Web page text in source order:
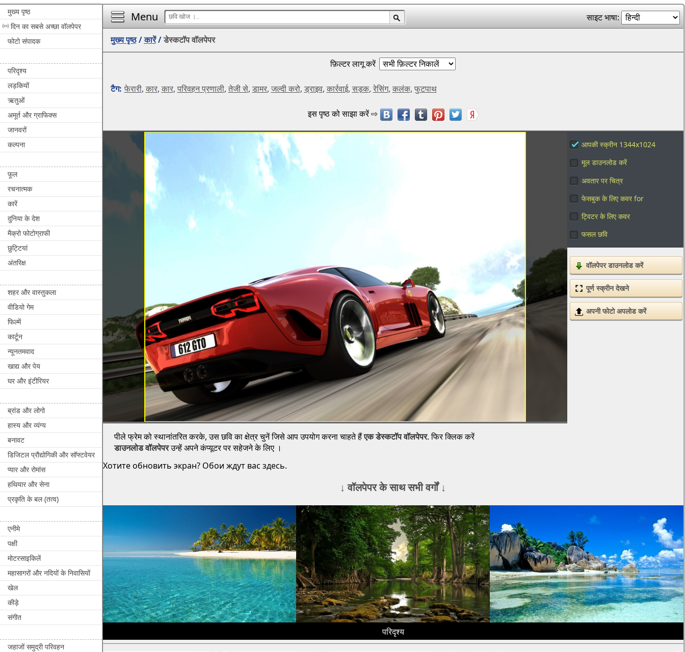
मुख्य पृष्ठ
दिन का सबसे अच्छा वॉलपेपर
फोटो संपादक
परिदृश्य
लड़कियों
ऋतुओं
अमूर्त और ग्राफिक्स
जानवरों
कल्पना
फूल
रचनात्मक
कारें
दुनिया के देश
मैक्रो फोटोग्राफी
छुट्टियां
अंतरिक्ष
शहर और वास्तुकला
वीडियो गेम
फिल्में
कार्टून
न्यूनतमवाद
खाद्य और पेय
घर और इंटीरियर
ब्रांड और लोगो
हास्य और व्यंग्य
बनावट
डिजिटल प्रौद्योगिकी और सॉफ्टवेयर
प्यार और रोमांस
हथियार और सेना
प्रकृति के बल (तत्व)
एनीमे
पक्षी
मोटरसाइकिलें
महासागरों और नदियों के निवासियों
खेल
कीड़े
संगीत
जहाजों समुद्री परिवहन
Menu
साइट भाषा:
मुख्य पृष्ठ/कारें/डेस्कटॉप वॉलपेपर
फ़िल्टर लागू करें
टैग: फेरारी, कार, कार, परिवहन प्रणाली, तेजी से, डामर, जल्दी करो, ड्राइव, कार्रवाई, सड़क, रेसिंग, कलंक, फुटपाथ
आपकी स्क्रीन 1344x1024
मूल डाउनलोड करें
अवतार पर चित्र
फेसबुक के लिए कवर for
ट्विटर के लिए कवर
फसल छवि
वॉलपेपर डाउनलोड करें
पूर्ण स्क्रीन देखने
अपनी फोटो अपलोड करें
पीले फ्रेम को स्थानांतरित करके, उस छवि का क्षेत्र चुनें जिसे आप उपयोग करना चाहते हैंएक डेस्कटॉप वॉलपेपर. फिर क्लिक करें
डाउनलोड वॉलपेपरउन्हें अपने कंप्यूटर पर सहेजने के लिए ।
Хотите обновить экран? Обои ждут вас здесь.
↓ वॉलपेपर के साथ सभी वर्गों ↓
परिदृश्य